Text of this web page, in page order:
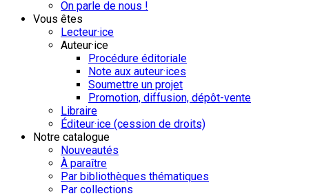
On parle de nous !
Vous êtes
Lecteur·ice
Auteur·ice
Procédure éditoriale
Note aux auteur·ices
Soumettre un projet
Promotion, diffusion, dépôt-vente
Libraire
Éditeur·ice (cession de droits)
Notre catalogue
Nouveautés
À paraître
Par bibliothèques thématiques
Par collections